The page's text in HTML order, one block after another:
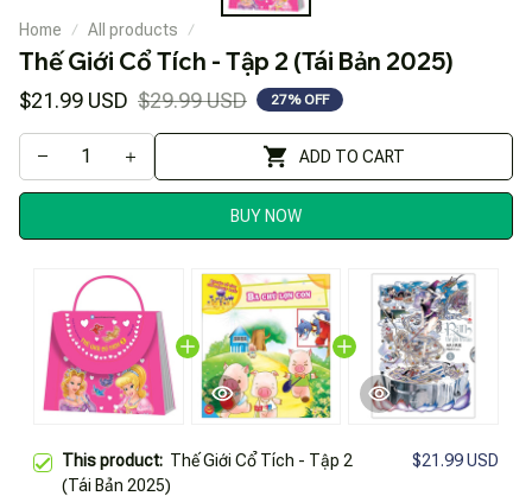
Home All products
Thế Giới Cổ Tích - Tập 2 (Tái Bản 2025)
$21.99 USD $29.99 USD 27% OFF
ADD TO CART
BUY NOW
This product: Thế Giới Cổ Tích - Tập 2
(Tái Bản 2025)
$21.99 USD